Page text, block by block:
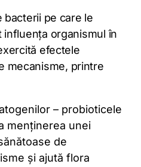
bacterii pe care le
organismul în
efectele
mecanisme, printre
– probioticele
menținerea unei
de
și ajută flora